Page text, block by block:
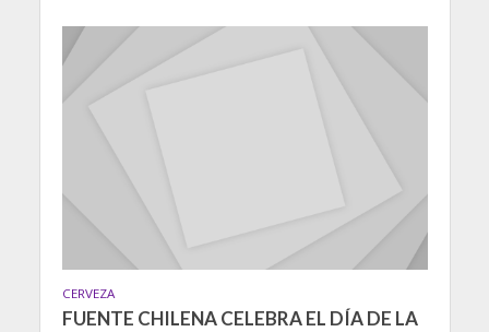
CERVEZA
FUENTE CHILENA CELEBRA EL DÍA DE LA